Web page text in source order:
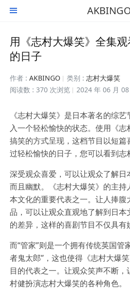

用《志村大爆笑》全集
的日子
作者 : AKBINGO 类别 : 志村大爆笑
阅读数 : 370 次浏览
2024 年 06 月
《志村大爆笑》是日本著名的综
入一个轻松愉快的状态。使用《志
搞笑的方式呈现，这档节目以短
过轻松愉快的日子，您可以看到志
深受观众喜爱，可以让观众了解日
而且幽默。《志村大爆笑》的主持
本文化的重要代表之一。让人捧
品，可以让观众直观地了解到日本
的差异，这样的喜剧节目不仅具有
而“管家”则是一个拥有传统英国管
者鬼太郎”，这也使得《志村大爆
目的代表之一。让观众笑声不断
村健扮演志村大爆笑的各种角色。